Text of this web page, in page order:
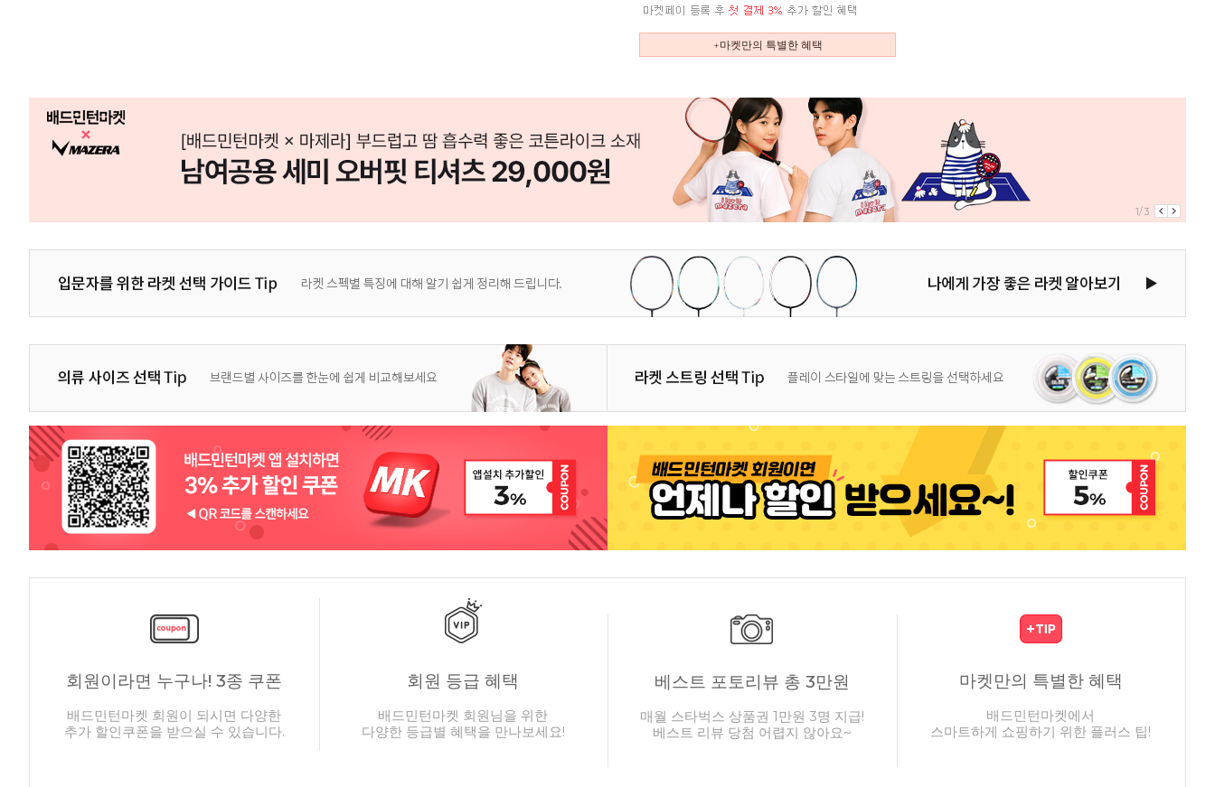
+마켓만의 특별한 혜택
1/3
회원이라면 누구나! 3종 쿠폰
배드민턴마켓 회원이 되시면 다양한
추가 할인쿠폰을 받으실 수 있습니다.
회원 등급 혜택
배드민턴마켓 회원님을 위한
다양한 등급별 혜택을 만나보세요!
베스트 포토리뷰 총 3만원
매월 스타벅스 상품권 1만원 3명 지급!
베스트 리뷰 당첨 어렵지 않아요~
마켓만의 특별한 혜택
배드민턴마켓에서
스마트하게 쇼핑하기 위한 플러스 팁!